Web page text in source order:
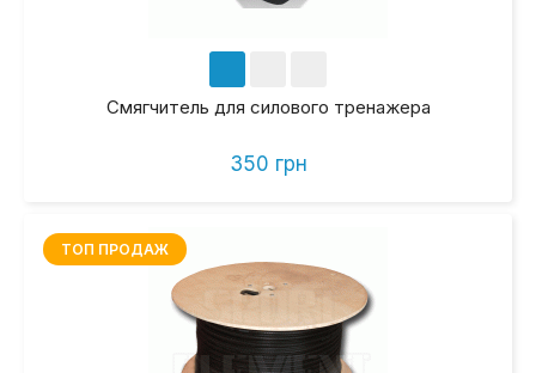
Смягчитель для силового тренажера
350 грн
ТОП ПРОДАЖ